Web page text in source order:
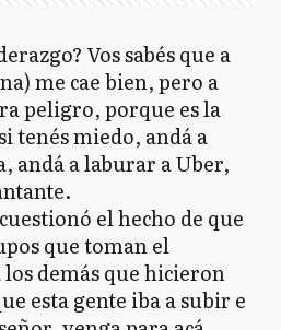
Vos sabés que a
me cae bien, pero a
peligro, porque es la
tenés miedo, andá a
andá a laburar a Uber,
el hecho de que
que toman el
demás que hicieron
esta gente iba a subir e